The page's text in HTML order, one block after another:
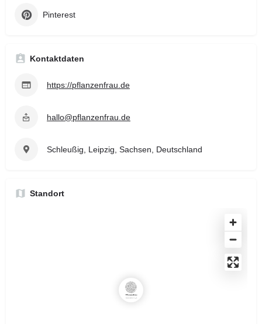
Pinterest
Kontaktdaten
https://pflanzenfrau.de
hallo@pflanzenfrau.de
Schleußig, Leipzig, Sachsen, Deutschland
Standort